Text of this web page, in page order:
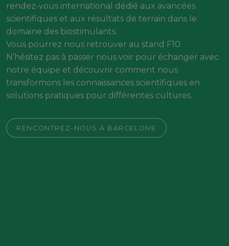
rendez-vous international dédié aux avancées
scientifiques et aux résultats de terrain dans le
domaine des biostimulants.
Vous pourrez nous retrouver au stand F10.
N’hésitez pas à passer nous voir pour échanger avec
notre équipe et découvrir comment nous
transformons les connaissances scientifiques en
solutions pratiques pour différentes cultures.
RENCONTREZ-NOUS À BARCELONE